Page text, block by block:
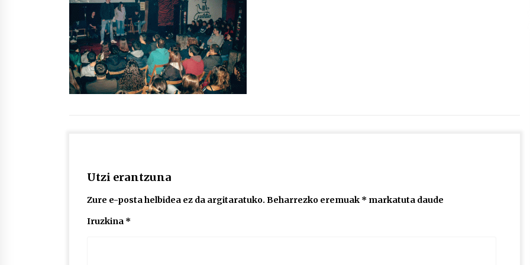
protagonista
2026/07/16
POTTO: San Pedro jaietako bertso-
saioa
2026/07/09
Utzi erantzuna
Zure e-posta helbidea ez da argitaratuko. Beharrezko eremuak * markatuta daude
Iruzkina *